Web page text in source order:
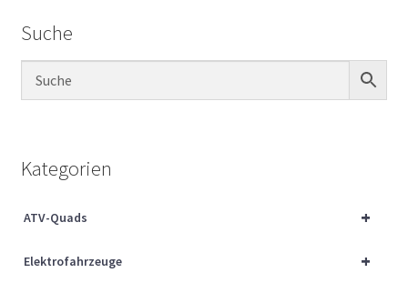
Sachs Ersatzteile
Über uns
Vertrag widerrufen
Widerrufsbelehrung
Suche
Kategorien
+
ATV-Quads
+
Elektrofahrzeuge